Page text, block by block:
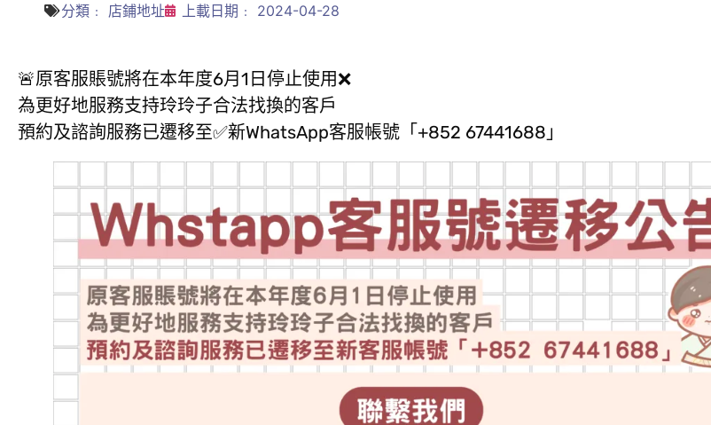
分類﹕ 店鋪地址 上載日期﹕ 2024-04-28
🚨原客服賬號將在本年度6月1日停止使用❌
為更好地服務支持玲玲子合法找換的客戶
預約及諮詢服務已遷移至✅新WhatsApp客服帳號「+852 67441688」